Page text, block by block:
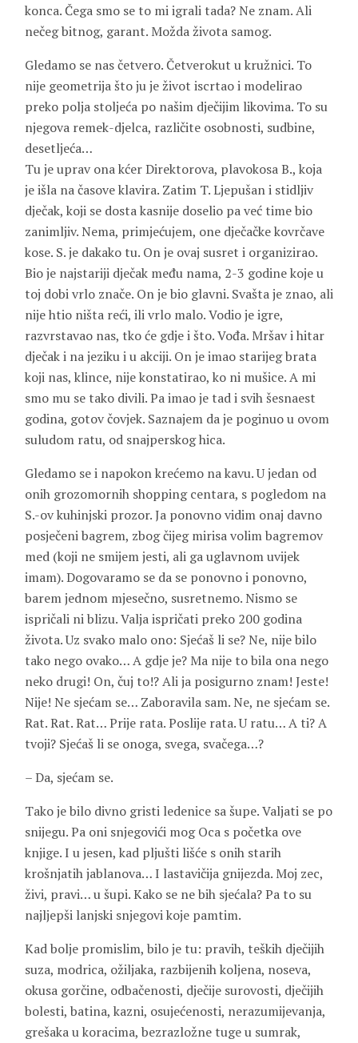
konca. Čega smo se to mi igrali tada? Ne znam. Ali
nečeg bitnog, garant. Možda života samog.
Gledamo se nas četvero. Četverokut u kružnici. To
nije geometrija što ju je život iscrtao i modelirao
preko polja stoljeća po našim dječijim likovima. To su
njegova remek-djelca, različite osobnosti, sudbine,
desetljeća…
Tu je uprav ona kćer Direktorova, plavokosa B., koja
je išla na časove klavira. Zatim T. Ljepušan i stidljiv
dječak, koji se dosta kasnije doselio pa već time bio
zanimljiv. Nema, primjećujem, one dječačke kovrčave
kose. S. je dakako tu. On je ovaj susret i organizirao.
Bio je najstariji dječak među nama, 2-3 godine koje u
toj dobi vrlo znače. On je bio glavni. Svašta je znao, ali
nije htio ništa reći, ili vrlo malo. Vodio je igre,
razvrstavao nas, tko će gdje i što. Vođa. Mršav i hitar
dječak i na jeziku i u akciji. On je imao starijeg brata
koji nas, klince, nije konstatirao, ko ni mušice. A mi
smo mu se tako divili. Pa imao je tad i svih šesnaest
godina, gotov čovjek. Saznajem da je poginuo u ovom
suludom ratu, od snajperskog hica.
Gledamo se i napokon krećemo na kavu. U jedan od
onih grozomornih shopping centara, s pogledom na
S.-ov kuhinjski prozor. Ja ponovno vidim onaj davno
posječeni bagrem, zbog čijeg mirisa volim bagremov
med (koji ne smijem jesti, ali ga uglavnom uvijek
imam). Dogovaramo se da se ponovno i ponovno,
barem jednom mjesečno, susretnemo. Nismo se
ispričali ni blizu. Valja ispričati preko 200 godina
života. Uz svako malo ono: Sjećaš li se? Ne, nije bilo
tako nego ovako… A gdje je? Ma nije to bila ona nego
neko drugi! On, čuj to!? Ali ja posigurno znam! Jeste!
Nije! Ne sjećam se… Zaboravila sam. Ne, ne sjećam se.
Rat. Rat. Rat… Prije rata. Poslije rata. U ratu… A ti? A
tvoji? Sjećaš li se onoga, svega, svačega…?
– Da, sjećam se.
Tako je bilo divno gristi ledenice sa šupe. Valjati se po
snijegu. Pa oni snjegovići mog Oca s početka ove
knjige. I u jesen, kad pljušti lišće s onih starih
krošnjatih jablanova… I lastavičija gnijezda. Moj zec,
živi, pravi… u šupi. Kako se ne bih sjećala? Pa to su
najljepši lanjski snjegovi koje pamtim.
Kad bolje promislim, bilo je tu: pravih, teških dječijih
suza, modrica, ožiljaka, razbijenih koljena, noseva,
okusa gorčine, odbačenosti, dječije surovosti, dječijih
bolesti, batina, kazni, osujećenosti, nerazumijevanja,
grešaka u koracima, bezrazložne tuge u sumrak,